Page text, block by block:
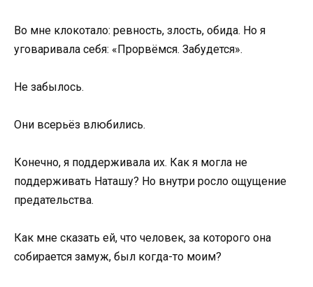
Во мне клокотало: ревность, злость, обида. Но я
уговаривала себя: «Прорвёмся. Забудется».
Не забылось.
Они всерьёз влюбились.
Конечно, я поддерживала их. Как я могла не
поддерживать Наташу? Но внутри росло ощущение
предательства.
Как мне сказать ей, что человек, за которого она
собирается замуж, был когда-то моим?